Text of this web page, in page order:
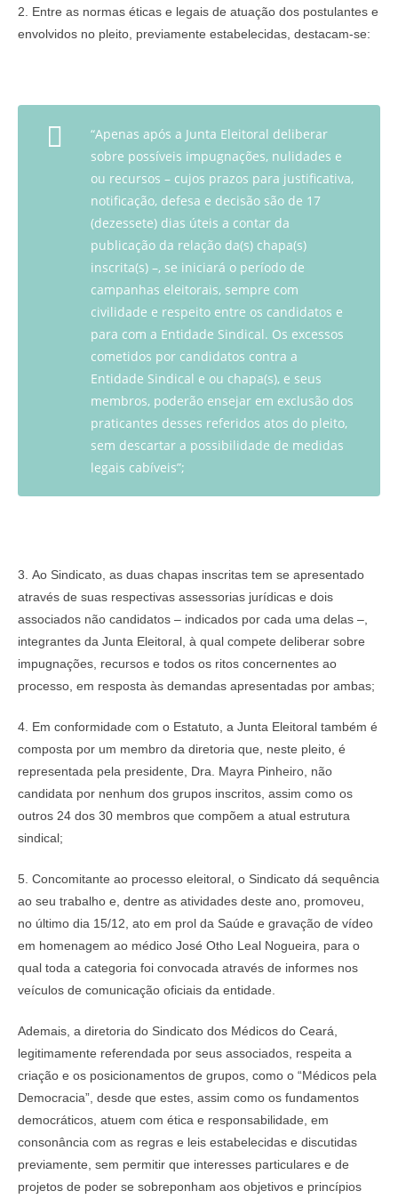
2. Entre as normas éticas e legais de atuação dos postulantes e
envolvidos no pleito, previamente estabelecidas, destacam-se:
“Apenas após a Junta Eleitoral deliberar
sobre possíveis impugnações, nulidades e
ou recursos – cujos prazos para justificativa,
notificação, defesa e decisão são de 17
(dezessete) dias úteis a contar da
publicação da relação da(s) chapa(s)
inscrita(s) –, se iniciará o período de
campanhas eleitorais, sempre com
civilidade e respeito entre os candidatos e
para com a Entidade Sindical. Os excessos
cometidos por candidatos contra a
Entidade Sindical e ou chapa(s), e seus
membros, poderão ensejar em exclusão dos
praticantes desses referidos atos do pleito,
sem descartar a possibilidade de medidas
legais cabíveis”;
3. Ao Sindicato, as duas chapas inscritas tem se apresentado
através de suas respectivas assessorias jurídicas e dois
associados não candidatos – indicados por cada uma delas –,
integrantes da Junta Eleitoral, à qual compete deliberar sobre
impugnações, recursos e todos os ritos concernentes ao
processo, em resposta às demandas apresentadas por ambas;
4. Em conformidade com o Estatuto, a Junta Eleitoral também é
composta por um membro da diretoria que, neste pleito, é
representada pela presidente, Dra. Mayra Pinheiro, não
candidata por nenhum dos grupos inscritos, assim como os
outros 24 dos 30 membros que compõem a atual estrutura
sindical;
5. Concomitante ao processo eleitoral, o Sindicato dá sequência
ao seu trabalho e, dentre as atividades deste ano, promoveu,
no último dia 15/12, ato em prol da Saúde e gravação de vídeo
em homenagem ao médico José Otho Leal Nogueira, para o
qual toda a categoria foi convocada através de informes nos
veículos de comunicação oficiais da entidade.
Ademais, a diretoria do Sindicato dos Médicos do Ceará,
legitimamente referendada por seus associados, respeita a
criação e os posicionamentos de grupos, como o “Médicos pela
Democracia”, desde que estes, assim como os fundamentos
democráticos, atuem com ética e responsabilidade, em
consonância com as regras e leis estabelecidas e discutidas
previamente, sem permitir que interesses particulares e de
projetos de poder se sobreponham aos objetivos e princípios